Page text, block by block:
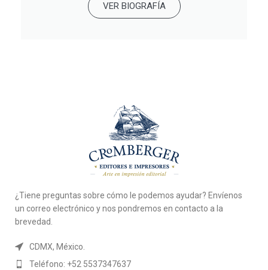
VER BIOGRAFÍA
¿Tiene preguntas sobre cómo le podemos ayudar? Envíenos
un correo electrónico y nos pondremos en contacto a la
brevedad.
CDMX, México.
Teléfono: +52 5537347637